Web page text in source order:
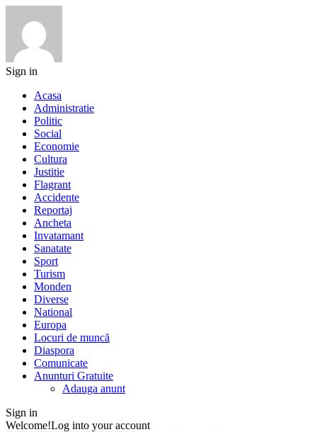
Sign in
Acasa
Administratie
Politic
Social
Economie
Cultura
Justitie
Flagrant
Accidente
Reportaj
Ancheta
Invatamant
Sanatate
Sport
Turism
Monden
Diverse
National
Europa
Locuri de muncă
Diaspora
Comunicate
Anunturi Gratuite
Adauga anunt
Sign in
Welcome!Log into your account